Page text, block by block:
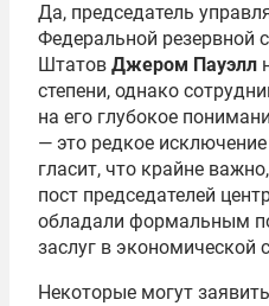
Да, председатель
Федеральной резервной
Штатов Джером Пауэлл
степени, однако
на его глубокое
— это редкое
гласит, что крайне
пост председателей
обладали формальным
заслуг в экономической
Некоторые могут